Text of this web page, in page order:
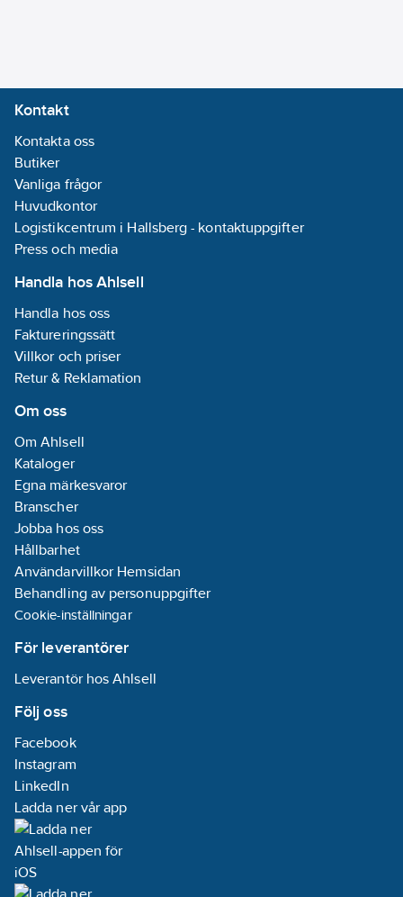
Kontakt
Kontakta oss
Butiker
Vanliga frågor
Huvudkontor
Logistikcentrum i Hallsberg - kontaktuppgifter
Press och media
Handla hos Ahlsell
Handla hos oss
Faktureringssätt
Villkor och priser
Retur & Reklamation
Om oss
Om Ahlsell
Kataloger
Egna märkesvaror
Branscher
Jobba hos oss
Hållbarhet
Användarvillkor Hemsidan
Behandling av personuppgifter
Cookie-inställningar
För leverantörer
Leverantör hos Ahlsell
Följ oss
Facebook
Instagram
LinkedIn
Ladda ner vår app